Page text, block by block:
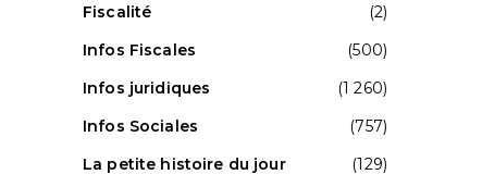
Fiscalité
(2)
Infos Fiscales
(500)
Infos juridiques
(1 260)
Infos Sociales
(757)
La petite histoire du jour
(129)